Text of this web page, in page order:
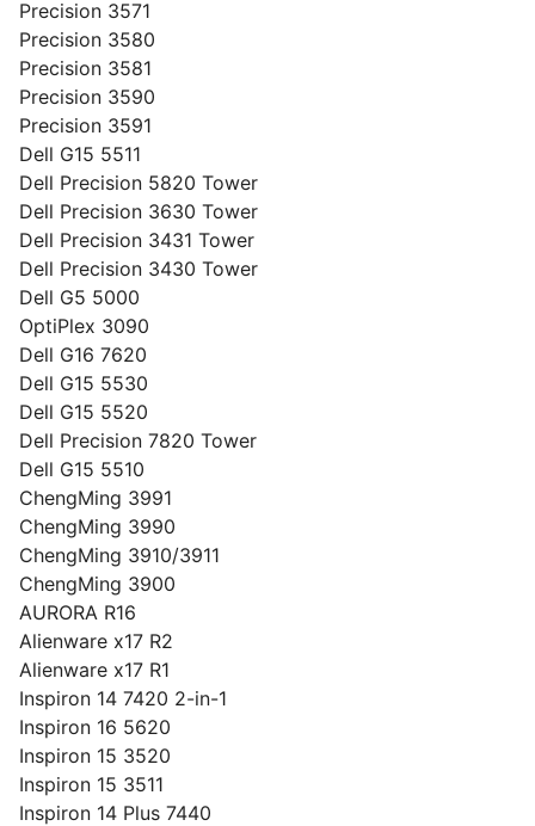
Precision 3571
Precision 3580
Precision 3581
Precision 3590
Precision 3591
Dell G15 5511
Dell Precision 5820 Tower
Dell Precision 3630 Tower
Dell Precision 3431 Tower
Dell Precision 3430 Tower
Dell G5 5000
OptiPlex 3090
Dell G16 7620
Dell G15 5530
Dell G15 5520
Dell Precision 7820 Tower
Dell G15 5510
ChengMing 3991
ChengMing 3990
ChengMing 3910/3911
ChengMing 3900
AURORA R16
Alienware x17 R2
Alienware x17 R1
Inspiron 14 7420 2-in-1
Inspiron 16 5620
Inspiron 15 3520
Inspiron 15 3511
Inspiron 14 Plus 7440